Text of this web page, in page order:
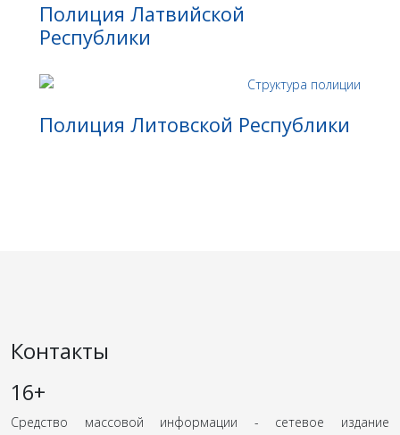
Полиция Латвийской
Республики
Полиция Литовской Республики
Контакты
16+
Средство массовой информации - сетевое издание